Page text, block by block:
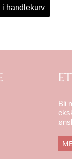
i handlekurv
Bli